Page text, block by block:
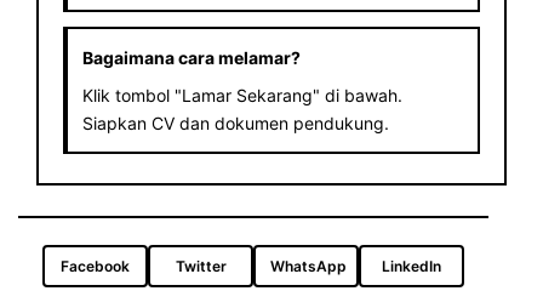
Bagaimana cara melamar?
Klik tombol "Lamar Sekarang" di bawah.
Siapkan CV dan dokumen pendukung.
Facebook Twitter WhatsApp LinkedIn